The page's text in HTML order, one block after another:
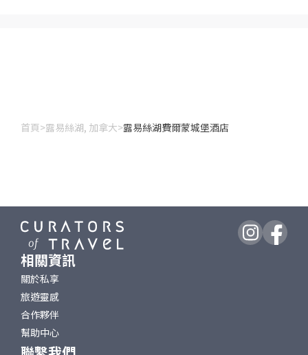
首頁>露易絲湖, 加拿大>露易絲湖費爾蒙城堡酒店
相關資訊
關於私享
旅遊靈感
合作夥伴
幫助中心